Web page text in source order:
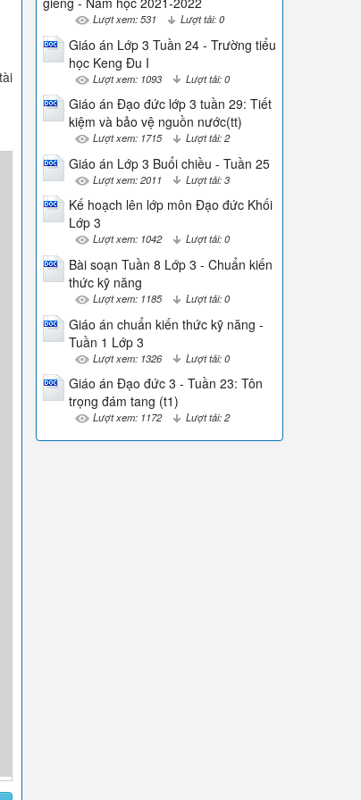
Lượt xem: 531 Lượt tải: 0
Giáo án Lớp 3 Tuần 24 - Trường tiểu
học Keng Đu I
Lượt xem: 1093 Lượt tải: 0
Giáo án Đạo đức lớp 3 tuần 29: Tiết
kiệm và bảo vệ nguồn nước(tt)
Lượt xem: 1715 Lượt tải: 2
Giáo án Lớp 3 Buổi chiều - Tuần 25
Lượt xem: 2011 Lượt tải: 3
Kế hoạch lên lớp môn Đạo đức Khối
Lớp 3
Lượt xem: 1042 Lượt tải: 0
Bài soạn Tuần 8 Lớp 3 - Chuẩn kiến
thức kỹ năng
Lượt xem: 1185 Lượt tải: 0
Giáo án chuẩn kiến thức kỹ năng -
Tuần 1 Lớp 3
Lượt xem: 1326 Lượt tải: 0
Giáo án Đạo đức 3 - Tuần 23: Tôn
trọng đám tang (t1)
Lượt xem: 1172 Lượt tải: 2